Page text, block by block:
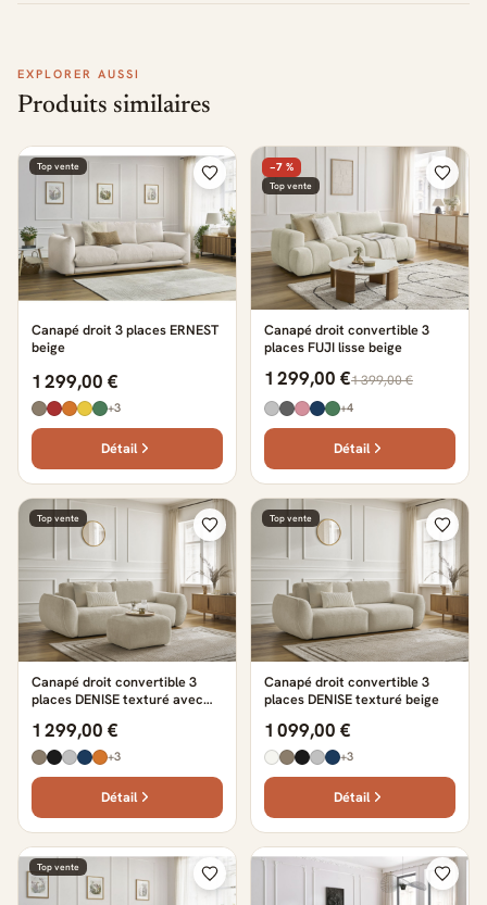
EXPLORER AUSSI
Produits similaires
Top vente
Canapé droit 3 places ERNEST
beige
1 299,00 €
+3
Détail
−7 %
Top vente
Canapé droit convertible 3
places FUJI lisse beige
1 299,00 €1 399,00 €
+4
Détail
Top vente
Canapé droit convertible 3
places DENISE texturé avec
1 299,00 €
+3
Détail
Top vente
Canapé droit convertible 3
places DENISE texturé beige
1 099,00 €
+3
Détail
Top vente